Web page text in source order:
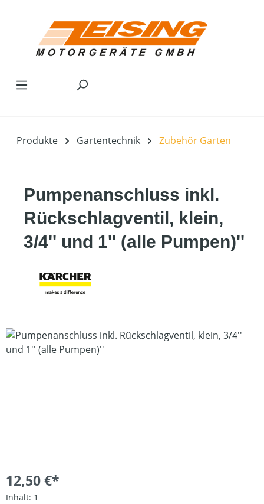
Produkte Gartentechnik Zubehör Garten
Pumpenanschluss inkl.
Rückschlagventil, klein,
3/4'' und 1'' (alle Pumpen)''
Bildergalerie überspringen
12,50 €*
Inhalt: 1